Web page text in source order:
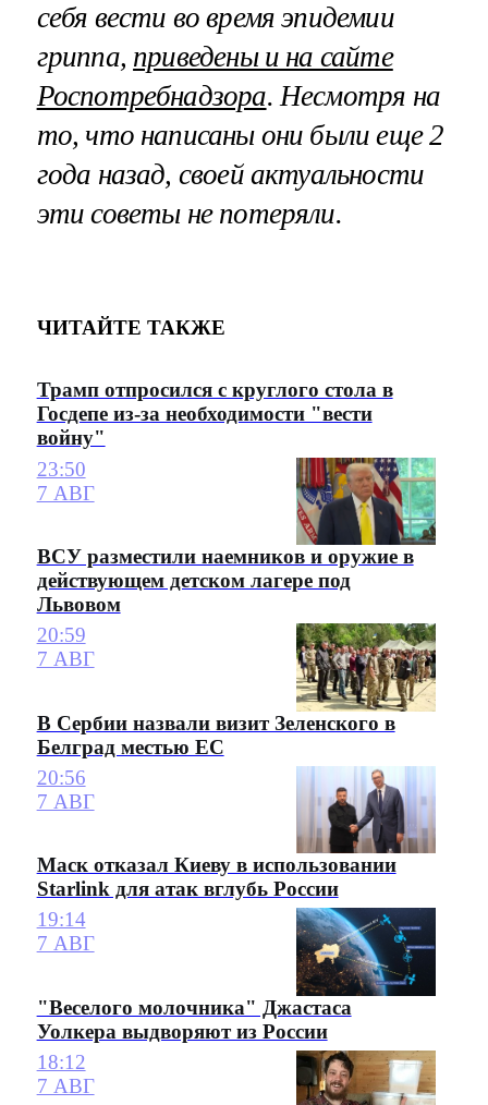
себя вести во время эпидемии
гриппа, приведены и на сайте
Роспотребнадзора. Несмотря на
то, что написаны они были еще 2
года назад, своей актуальности
эти советы не потеряли.
ЧИТАЙТЕ ТАКЖЕ
Трамп отпросился с круглого стола в
Госдепе из-за необходимости "вести
войну"
23:50
7 АВГ
ВСУ разместили наемников и оружие в
действующем детском лагере под
Львовом
20:59
7 АВГ
В Сербии назвали визит Зеленского в
Белград местью ЕС
20:56
7 АВГ
Маск отказал Киеву в использовании
Starlink для атак вглубь России
19:14
7 АВГ
"Веселого молочника" Джастаса
Уолкера выдворяют из России
18:12
7 АВГ